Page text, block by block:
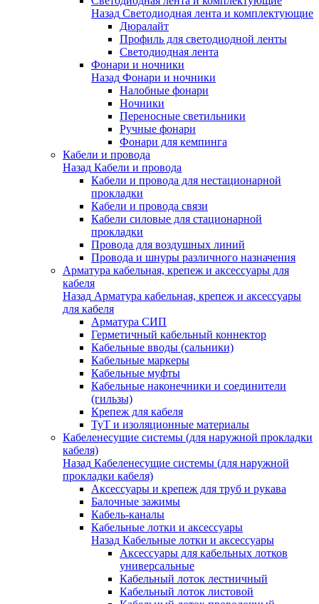
Назад Светодиодная лента и комплектующие
Дюралайт
Профиль для светодиодной ленты
Светодиодная лента
Фонари и ночники
Назад Фонари и ночники
Налобные фонари
Ночники
Переносные светильники
Ручные фонари
Фонари для кемпинга
Кабели и провода
Назад Кабели и провода
Кабели и провода для нестационарной
прокладки
Кабели и провода связи
Кабели силовые для стационарной
прокладки
Провода для воздушных линий
Провода и шнуры различного назначения
Арматура кабельная, крепеж и аксессуары для
кабеля
Назад Арматура кабельная, крепеж и аксессуары
для кабеля
Арматура СИП
Герметичный кабельный коннектор
Кабельные вводы (сальники)
Кабельные маркеры
Кабельные муфты
Кабельные наконечники и соединители
(гильзы)
Крепеж для кабеля
ТуТ и изоляционные материалы
Кабеленесущие системы (для наружной прокладки
кабеля)
Назад Кабеленесущие системы (для наружной
прокладки кабеля)
Аксессуары и крепеж для труб и рукава
Балочные зажимы
Кабель-каналы
Кабельные лотки и аксессуары
Назад Кабельные лотки и аксессуары
Аксессуары для кабельных лотков
универсальные
Кабельный лоток лестничный
Кабельный лоток листовой